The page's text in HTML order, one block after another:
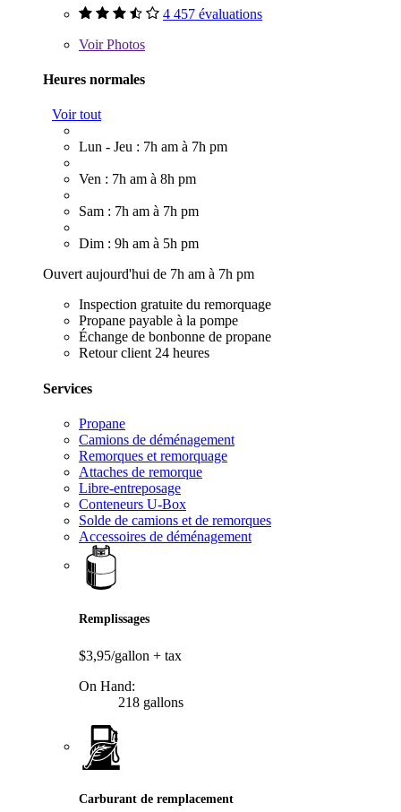
4 457 évaluations
VoirPhotos
Heures normales
Voir tout
Lun - Jeu : 7h am à 7h pm
Ven : 7h am à 8h pm
Sam : 7h am à 7h pm
Dim : 9h am à 5h pm
Ouvert aujourd'hui de 7h am à 7h pm
Inspection gratuite du remorquage
Propane payable à la pompe
Échange de bonbonne de propane
Retour client 24 heures
Services
Propane
Camions de déménagement
Remorques et remorquage
Attaches de remorque
Libre-entreposage
Conteneurs U-Box
Solde de camions et de remorques
Accessoires de déménagement
Remplissages
$3,95/gallon + tax
On Hand:
218 gallons
Carburant de remplacement